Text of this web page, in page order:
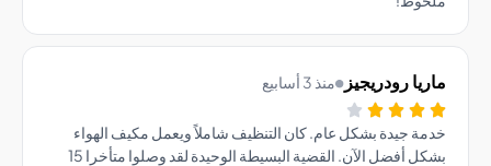
رودريجيز منذ 3 أسابيع
جيدة بشكل عام. كان التنظيف شاملاً ويعمل مكيف الهواء
بشكل أفضل الآن. القضية البسيطة الوحيدة لقد وصلوا متأخرا 15